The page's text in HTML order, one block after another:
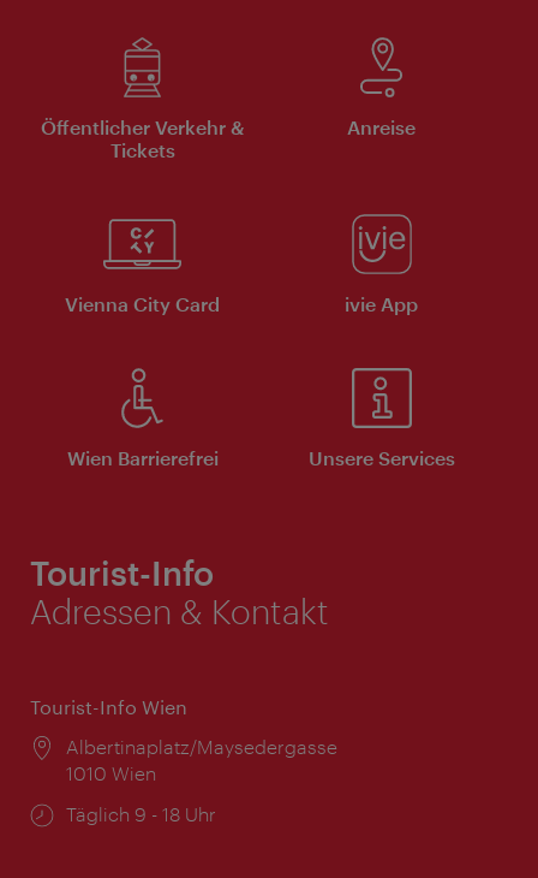
Öffentlicher Verkehr &
Tickets
Anreise
Vienna City Card ivie App
Wien Barrierefrei Unsere Services
Tourist-Info
Adressen & Kontakt
Tourist-Info Wien
Ort:
Albertinaplatz/Maysedergasse
1010 Wien
Öffnungszeiten:
Täglich 9 - 18 Uhr